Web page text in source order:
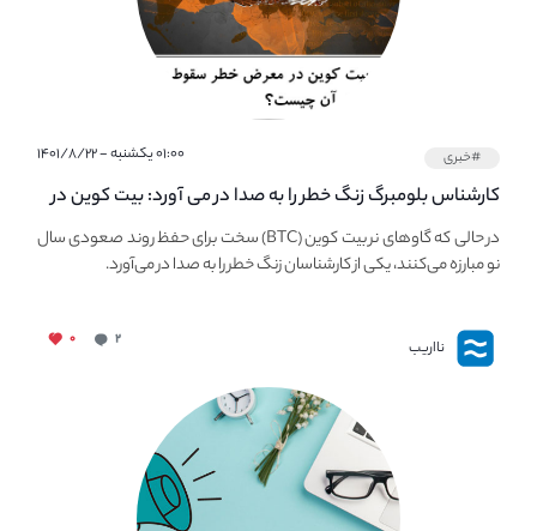
#خبری ۰۱:۰۰ یکشنبه - ۱۴۰۱/۸/۲۲
کارشناس بلومبرگ زنگ خطر را به صدا در می آورد: بیت کوین در
معرض خطر سقوط بزرگ است - دلیل آن چیست؟در حالی که گاوهای نر بیت کوین (BTC) سخت برای حفظ روند صعودی سال
نو مبارزه می‌کنند، یکی از کارشناسان زنگ خطر را به صدا در می‌آورد.
نااریب ۲ ۰